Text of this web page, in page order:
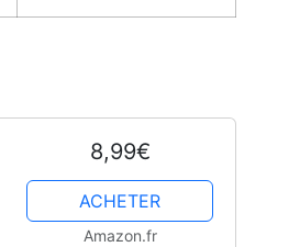
8,99€
ACHETER
Amazon.fr